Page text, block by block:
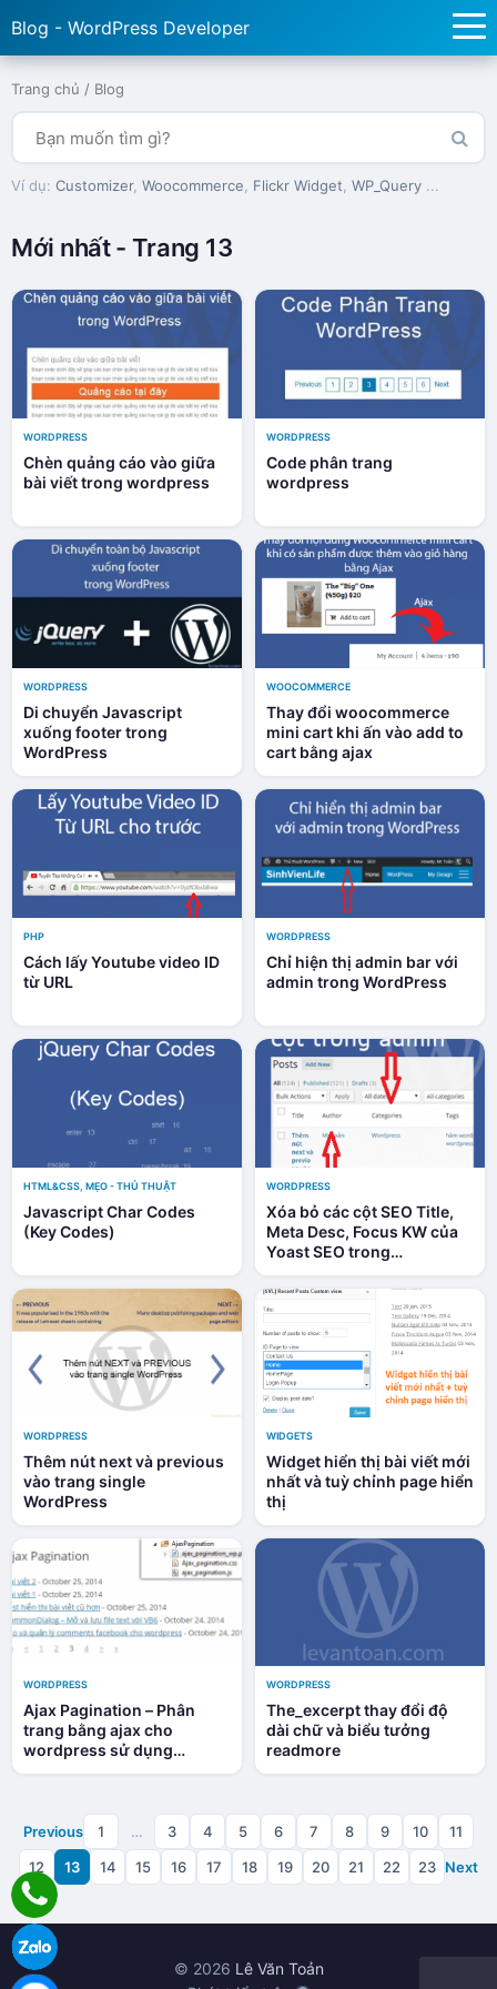
Blog - WordPress Developer
Trang chủ / Blog
Ví dụ: Customizer, Woocommerce Flickr Widget WP_Query ...
Mới nhất - Trang 13
WORDPRESS
Chèn quảng cáo vào giữa
bài viết trong wordpress
WORDPRESS
Code phân trang
wordpress
WORDPRESS
Di chuyển Javascript
xuống footer trong
WordPress
WOOCOMMERCE
Thay đổi woocommerce
mini cart khi ấn vào add to
cart bằng ajax
PHP
Cách lấy Youtube video ID
từ URL
WORDPRESS
Chỉ hiện thị admin bar với
admin trong WordPress
HTML&CSS MẸO - THỦ THUẬT
Javascript Char Codes
(Key Codes)
WORDPRESS
Xóa bỏ các cột SEO Title,
Meta Desc, Focus KW của
Yoast SEO trong
WORDPRESS
Thêm nút next và previous
vào trang single
WordPress
WIDGETS
Widget hiển thị bài viết mới
nhất và tuỳ chỉnh page hiển
thị
WORDPRESS
Ajax Pagination – Phân
trang bằng ajax cho
wordpress sử dụng
shortcode
WORDPRESS
The_excerpt thay đổi độ
dài chữ và biểu tưởng
readmore
Previous 1 … 3 4 5 6 7 8 9 10
11
12
13 14 15 16 17 18 19 20 21 22 23 Next
© 2026 Lê Văn Toản